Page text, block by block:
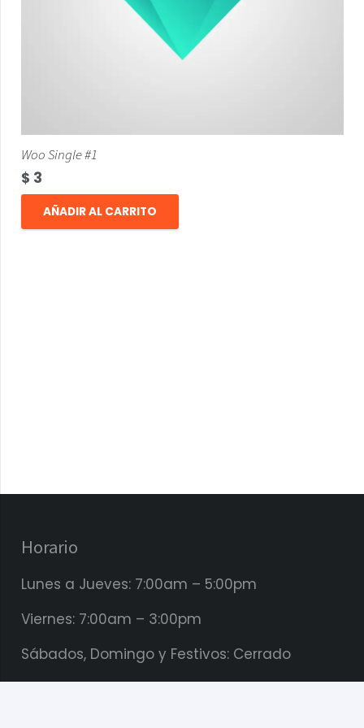
Woo Single #1
$ 3
AÑADIR AL CARRITO
Horario
Lunes a Jueves: 7:00am – 5:00pm
Viernes: 7:00am – 3:00pm
Sábados, Domingo y Festivos: Cerrado